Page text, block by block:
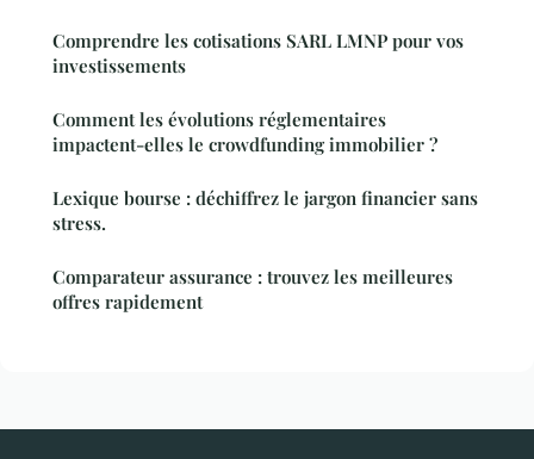
Comprendre les cotisations SARL LMNP pour vos
investissements
Comment les évolutions réglementaires
impactent-elles le crowdfunding immobilier ?
Lexique bourse : déchiffrez le jargon financier sans
stress.
Comparateur assurance : trouvez les meilleures
offres rapidement